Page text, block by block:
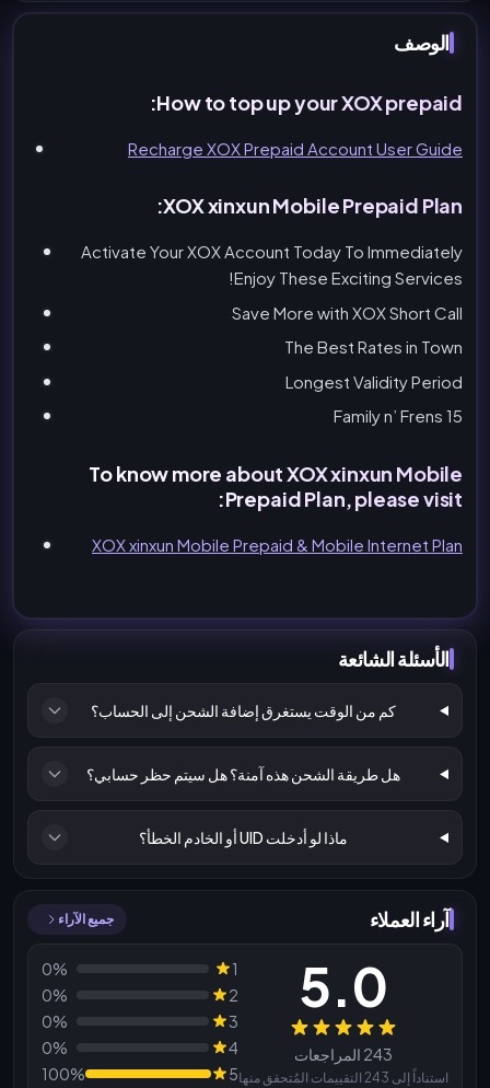
الوصف
How to top up your XOX prepaid:
Recharge XOX Prepaid Account User Guide
XOX xinxun Mobile Prepaid Plan:
Activate Your XOX Account Today To Immediately
Enjoy These Exciting Services!
Save More with XOX Short Call
The Best Rates in Town
Longest Validity Period
15 Family n’ Frens
To know more about XOX xinxun Mobile
Prepaid Plan, please visit:
XOX xinxun Mobile Prepaid & Mobile Internet Plan
الأسئلة الشائعة
كم من الوقت يستغرق إضافة الشحن إلى الحساب؟
هل طريقة الشحن هذه آمنة؟ هل سيتم حظر حسابي؟
ماذا لو أدخلت UID أو الخادم الخطأ؟
آراء العملاء جميع الآراء
المراجعات
5.0
243 المراجعات
استناداً إلى 243 التقييمات المُتحقق منها
1
0%
2
0%
3
0%
4
0%
5
100%